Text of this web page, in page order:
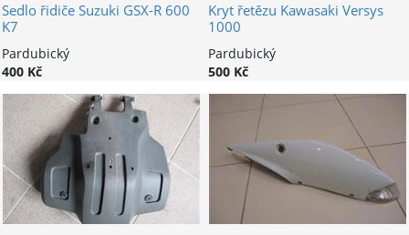
Sedlo řidiče Suzuki GSX-R 600
K7
Pardubický
400 Kč
Kryt řetězu Kawasaki Versys
1000
Pardubický
500 Kč